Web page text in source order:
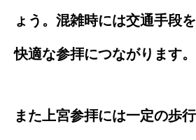
ょう。混雑時には交通手段
快適な参拝につながります。
また上宮参拝には一定の歩